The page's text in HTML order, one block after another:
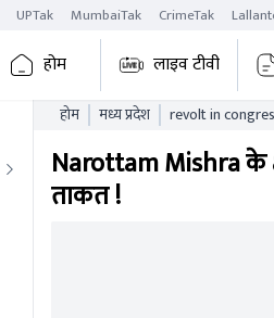
UPTak MumbaiTak CrimeTak
होम लाइव टीवी
होम मध्य प्रदेश
revolt in
Narottam Mishra के
ताकत !